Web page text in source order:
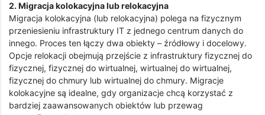
2. Migracja kolokacyjna lub relokacyjna
Migracja kolokacyjna (lub relokacyjna) polega na fizycznym
przeniesieniu infrastruktury IT z jednego centrum danych do
innego. Proces ten łączy dwa obiekty – źródłowy i docelowy.
Opcje relokacji obejmują przejście z infrastruktury fizycznej do
fizycznej, fizycznej do wirtualnej, wirtualnej do wirtualnej,
fizycznej do chmury lub wirtualnej do chmury. Migracje
kolokacyjne są idealne, gdy organizacje chcą korzystać z
bardziej zaawansowanych obiektów lub przewag